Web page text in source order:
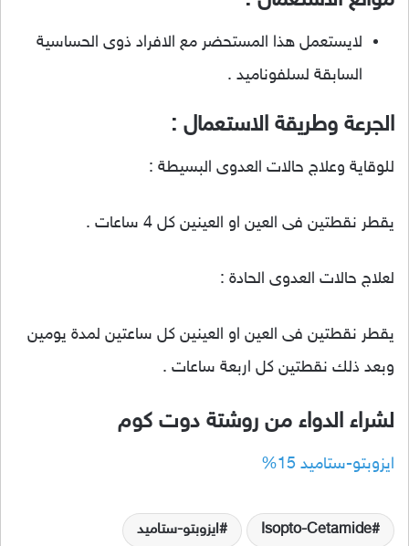
لايستعمل هذا المستحضر مع الافراد ذوى الحساسية
السابقة لسلفوناميد .
الجرعة وطريقة الاستعمال :
للوقاية وعلاج حالات العدوى البسيطة :
يقطر نقطتين فى العين او العينين كل 4 ساعات .
لعلاج حالات العدوى الحادة :
يقطر نقطتين فى العين او العينين كل ساعتين لمدة يومين
وبعد ذلك نقطتين كل اربعة ساعات .
لشراء الدواء من روشتة دوت كوم
ايزوبتو-ستاميد 15%
Isopto-Cetamide ايزوبتو-ستاميد